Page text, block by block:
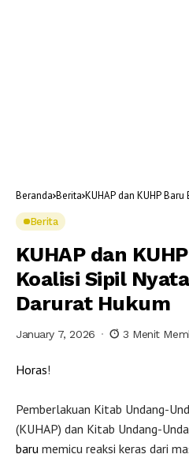
Beranda Berita KUHAP dan KUHP
Berita
KUHAP dan
Koalisi Sipil
Darurat Hukum
January 7, 2026 3 Menit
Horas!
Pemberlakuan Kitab Undang-
(KUHAP) dan Kitab Undang-
baru memicu reaksi keras dari